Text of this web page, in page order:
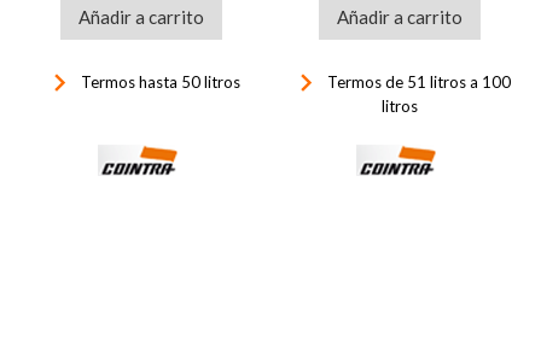
Añadir a carrito
keyboard_arrow_right Termos hasta 50 litros
Añadir a carrito
keyboard_arrow_right
Termos de 51 litros a 100
litros